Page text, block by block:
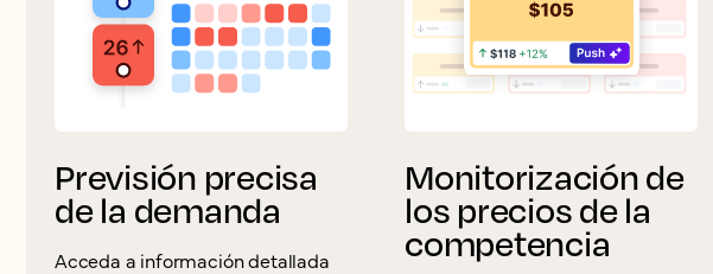
Previsión precisa
de la demanda
Acceda a información detallada
Monitorización de
los precios de la
competencia